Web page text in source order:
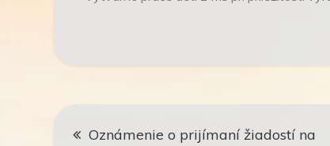
Navigácia
Oznámenie o prijímaní žiadostí na